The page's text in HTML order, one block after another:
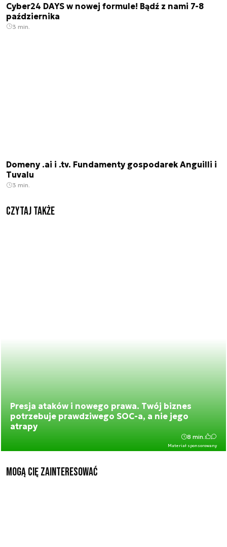
Cyber24 DAYS w nowej formule! Bądź z nami 7-8
października
3 min.
Domeny .ai i .tv. Fundamenty gospodarek Anguilli i
Tuvalu
3 min.
Czytaj także
Presja ataków i nowego prawa. Twój biznes
potrzebuje prawdziwego SOC-a, a nie jego
atrapy
Materiał sponsorowany
8 min.
Mogą Cię zainteresować